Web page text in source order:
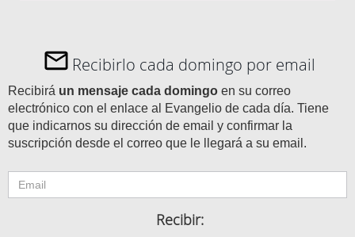
Recibirlo cada domingo por email
Recibirá un mensaje cada domingo en su correo
electrónico con el enlace al Evangelio de cada día. Tiene
que indicarnos su dirección de email y confirmar la
suscripción desde el correo que le llegará a su email.
Recibir: